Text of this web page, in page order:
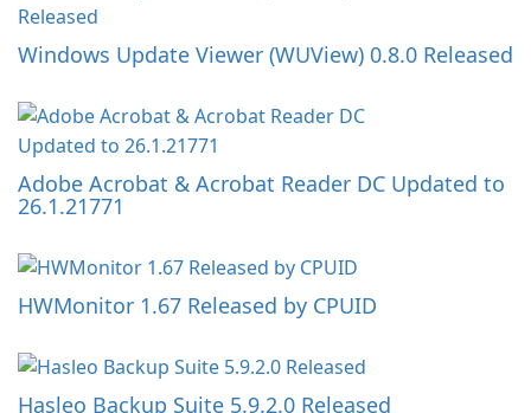
Windows Update Viewer (WUView) 0.8.0 Released
Adobe Acrobat & Acrobat Reader DC Updated to
26.1.21771
HWMonitor 1.67 Released by CPUID
Hasleo Backup Suite 5.9.2.0 Released